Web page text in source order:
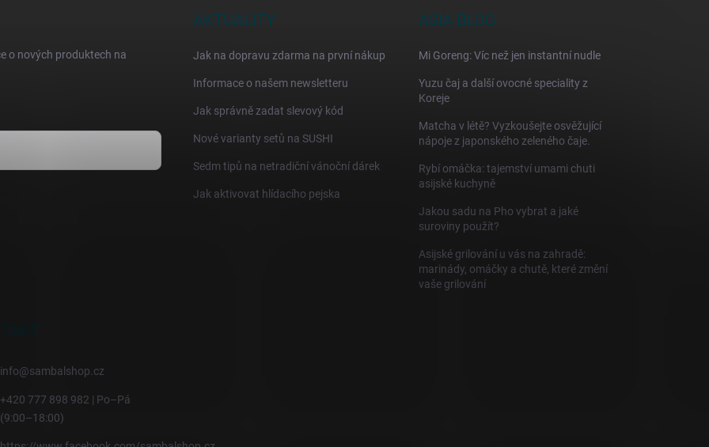
o nových produktech na
AKTUALITY
Jak na dopravu zdarma na první nákup
Informace o našem newsletteru
Jak správně zadat slevový kód
Nové varianty setů na SUSHI
Sedm tipů na netradiční vánoční dárek
Jak aktivovat hlídacího pejska
ASIA BLOG
Mi Goreng: Víc než jen instantní nudle
Yuzu čaj a další ovocné speciality z
Koreje
Matcha v létě? Vyzkoušejte osvěžující
nápoje z japonského zeleného čaje.
Rybí omáčka: tajemství umami chuti
asijské kuchyně
Jakou sadu na Pho vybrat a jaké
suroviny použít?
Asijské grilování u vás na zahradě:
marinády, omáčky a chutě, které změní
vaše grilování
info@sambalshop.cz
+420 777 898 982 | Po–Pá
(9:00–18:00)